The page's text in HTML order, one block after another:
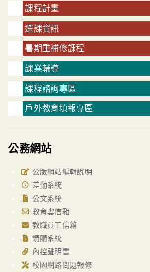
課程計畫
選課資訊
暑期重補修課程
課業輔導
課程諮詢專區
戶外教育填報專區
公務網站
公版網站編輯說明
差勤系統
公文系統
教育雲信箱
教職員工信箱
請購系統
內控聲明書
校園網路問題報修